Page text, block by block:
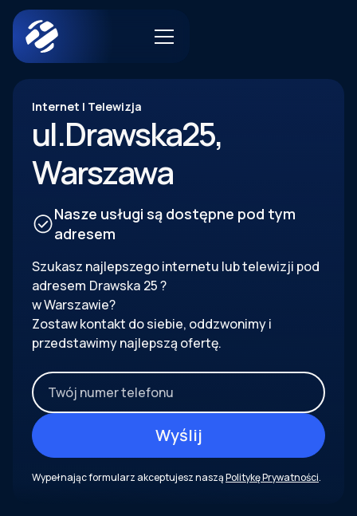
Internet | Telewizja
ul.Drawska25,
Warszawa
Nasze usługi są dostępne pod tym
adresem
Szukasz najlepszego internetu lub telewizji pod
adresem Drawska 25?
w Warszawie?
Zostaw kontakt do siebie, oddzwonimy i
przedstawimy najlepszą ofertę.
Wypełnając formularz akceptujesz nasząPolitykę Prywatności.